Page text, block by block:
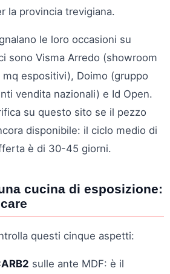
la provincia trevigiana.
le loro occasioni su
sono Visma Arredo (showroom
mq espositivi), Doimo (gruppo
vendita nazionali) e Id Open.
su questo sito se il pezzo
disponibile: il ciclo medio di
è di 30-45 giorni.
cucina di esposizione:
questi cinque aspetti:
sulle ante MDF: è il